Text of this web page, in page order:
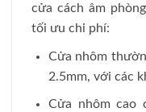
cửa cách âm
tối ưu chi phí:
Cửa nhôm
2.5mm, với các
Cửa nhôm cao